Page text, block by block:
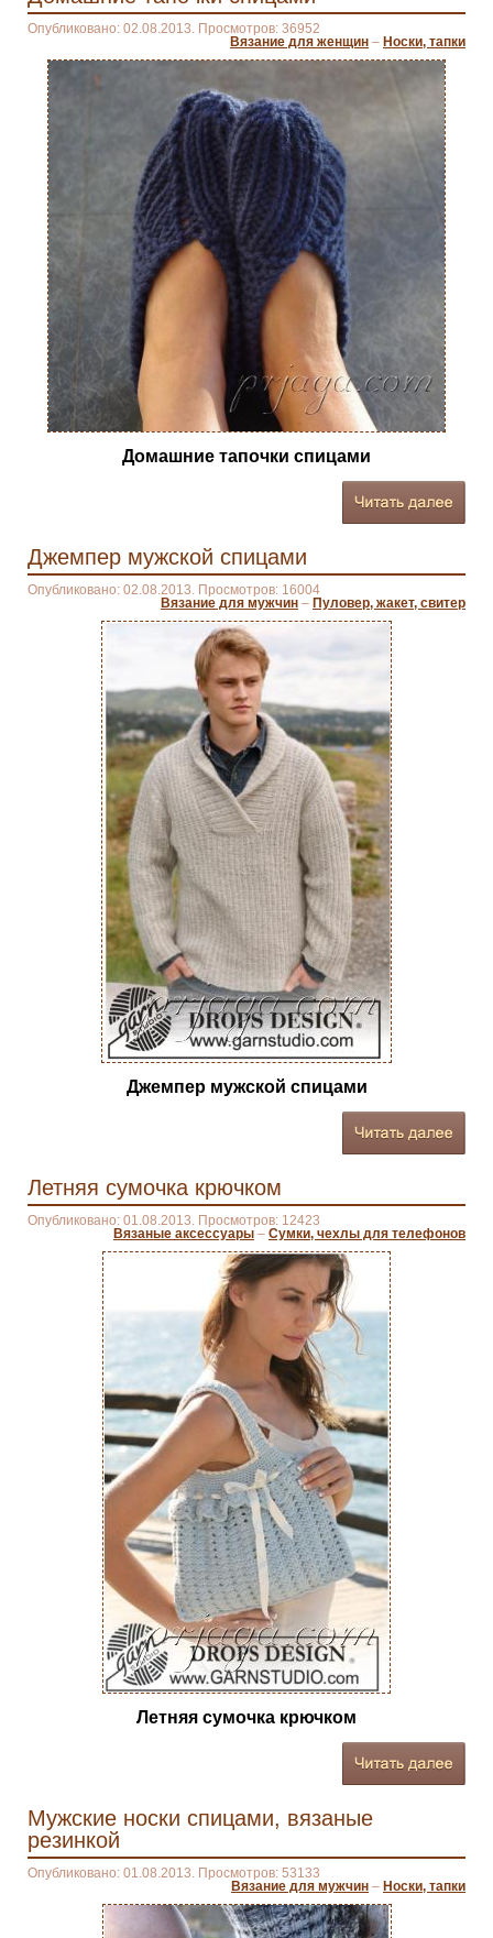
Опубликовано: 02.08.2013. Просмотров: 36952
Вязание для женщин – Носки, тапки
Домашние тапочки спицами
Джемпер мужской спицами
Опубликовано: 02.08.2013. Просмотров: 16004
Вязание для мужчин – Пуловер, жакет, свитер
Джемпер мужской спицами
Летняя сумочка крючком
Опубликовано: 01.08.2013. Просмотров: 12423
Вязаные аксессуары – Сумки, чехлы для телефонов
Летняя сумочка крючком
Мужские носки спицами, вязаные
резинкой
Опубликовано: 01.08.2013. Просмотров: 53133
Вязание для мужчин – Носки, тапки